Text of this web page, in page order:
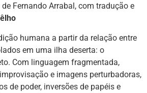
de Fernando Arrabal, com tradução e
humana a partir da relação entre
em uma ilha deserta: o
Com linguagem fragmentada,
e imagens perturbadoras,
de poder, inversões de papéis e